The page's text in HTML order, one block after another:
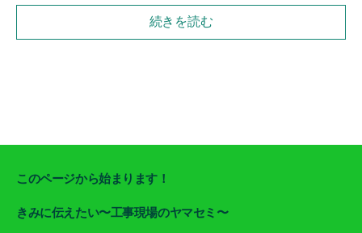
続きを読む
このページから始まります！
きみに伝えたい〜工事現場のヤマセミ〜